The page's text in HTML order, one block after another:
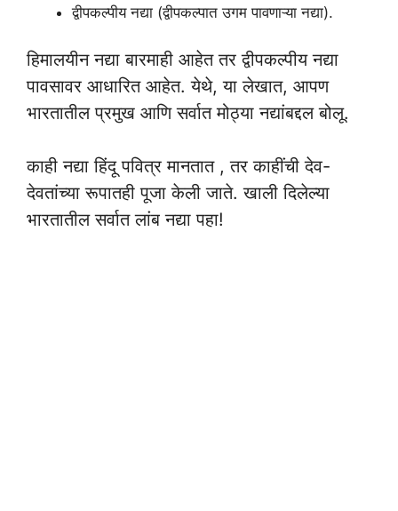
द्वीपकल्पीय नद्या (द्वीपकल्पात उगम पावणाऱ्या नद्या).
हिमालयीन नद्या बारमाही आहेत तर द्वीपकल्पीय नद्या
पावसावर आधारित आहेत. येथे, या लेखात, आपण
भारतातील प्रमुख आणि सर्वात मोठ्या नद्यांबद्दल बोलू.
काही नद्या हिंदू पवित्र मानतात , तर काहींची देव-
देवतांच्या रूपातही पूजा केली जाते. खाली दिलेल्या
भारतातील सर्वात लांब नद्या पहा!